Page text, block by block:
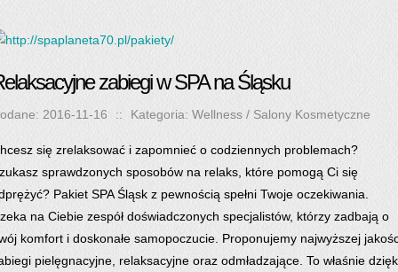
zabiegi w SPA na Śląsku
2016-11-16 :: Kategoria: Wellness / Salony Kosmetyczne
się zrelaksować i zapomnieć o codziennych problemach?
sprawdzonych sposobów na relaks, które pomogą Ci się
Pakiet SPA Śląsk z pewnością spełni Twoje oczekiwania.
na Ciebie zespół doświadczonych specjalistów, którzy zadbają o
komfort i doskonałe samopoczucie. Proponujemy najwyższej
pielęgnacyjne, relaksacyjne oraz odmładzające. To właśnie